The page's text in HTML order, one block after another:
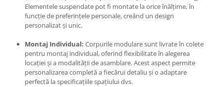
Elementele suspendate pot fi montate la orice înălțime, în
funcție de preferințele personale, creând un design
personalizat și unic.
Montaj Individual: Corpurile modulare sunt livrate în colete
pentru montaj individual, oferind flexibilitate în alegerea
locației și a modalității de asamblare. Acest aspect permite
personalizarea completă a fiecărui detaliu și o adaptare
perfectă la specificațiile spațiului dvs.